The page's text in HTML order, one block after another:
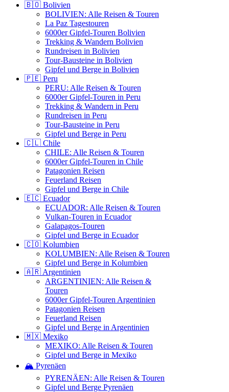
🇧🇴 Bolivien
BOLIVIEN: Alle Reisen & Touren
La Paz Tagestouren
6000er Gipfel-Touren Bolivien
Trekking & Wandern Bolivien
Rundreisen in Bolivien
Tour-Bausteine in Bolivien
Gipfel und Berge in Bolivien
🇵🇪 Peru
PERU: Alle Reisen & Touren
6000er Gipfel-Touren in Peru
Trekking & Wandern in Peru
Rundreisen in Peru
Tour-Bausteine in Peru
Gipfel und Berge in Peru
🇨🇱 Chile
CHILE: Alle Reisen & Touren
6000er Gipfel-Touren in Chile
Patagonien Reisen
Feuerland Reisen
Gipfel und Berge in Chile
🇪🇨 Ecuador
ECUADOR: Alle Reisen & Touren
Vulkan-Touren in Ecuador
Galapagos-Touren
Gipfel und Berge in Ecuador
🇨🇴 Kolumbien
KOLUMBIEN: Alle Reisen & Touren
Gipfel und Berge in Kolumbien
🇦🇷 Argentinien
ARGENTINIEN: Alle Reisen &
Touren
6000er Gipfel-Touren Argentinien
Patagonien Reisen
Feuerland Reisen
Gipfel und Berge in Argentinien
🇲🇽 Mexiko
MEXIKO: Alle Reisen & Touren
Gipfel und Berge in Mexiko
🏔️ Pyrenäen
PYRENÄEN: Alle Reisen & Touren
Gipfel und Berge Pyrenäen